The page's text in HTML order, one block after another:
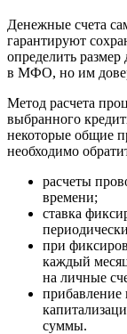
Денежные счета
гарантируют
определить
в МФО, но им
Метод расчета
выбранного
некоторые общие
необходимо
расчеты
времени;
ставка
при
каждый
на личные
прибавление
суммы.